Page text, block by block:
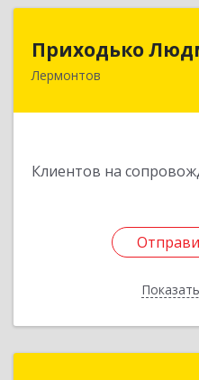
Приходько
Лермонтов
Клиентов на
357341,